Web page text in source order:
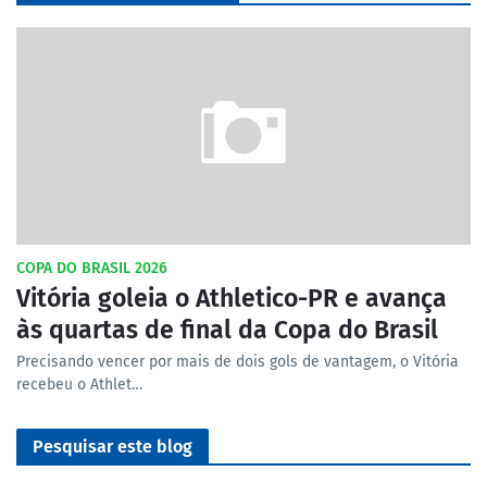
COPA DO BRASIL 2026
Vitória goleia o Athletico-PR e avança
às quartas de final da Copa do Brasil
Precisando vencer por mais de dois gols de vantagem, o Vitória
recebeu o Athlet…
Pesquisar este blog